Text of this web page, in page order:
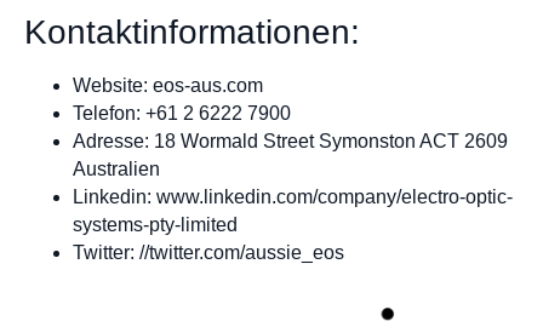
Kontaktinformationen:
Website: eos-aus.com
Telefon: +61 2 6222 7900
Adresse: 18 Wormald Street Symonston ACT 2609
Australien
Linkedin: www.linkedin.com/company/electro-optic-
systems-pty-limited
Twitter: //twitter.com/aussie_eos